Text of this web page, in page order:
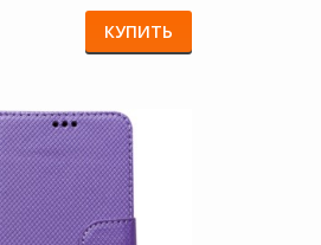
КУПИТЬ